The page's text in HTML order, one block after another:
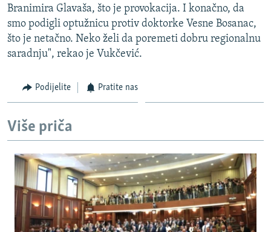
Branimira Glavaša, što je provokacija. I konačno, da
smo podigli optužnicu protiv doktorke Vesne Bosanac,
što je netačno. Neko želi da poremeti dobru regionalnu
saradnju", rekao je Vukčević.
Podijelite Pratite nas
Više priča